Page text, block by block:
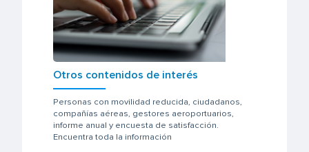
Otros contenidos de interés
Personas con movilidad reducida, ciudadanos,
compañías aéreas, gestores aeroportuarios,
informe anual y encuesta de satisfacción.
Encuentra toda la información